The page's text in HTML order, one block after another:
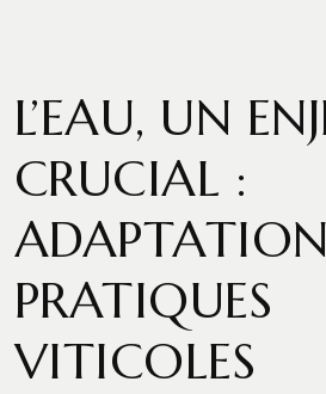
L’EAU, UN
CRUCIAL :
PRATIQUES
VITICOLES